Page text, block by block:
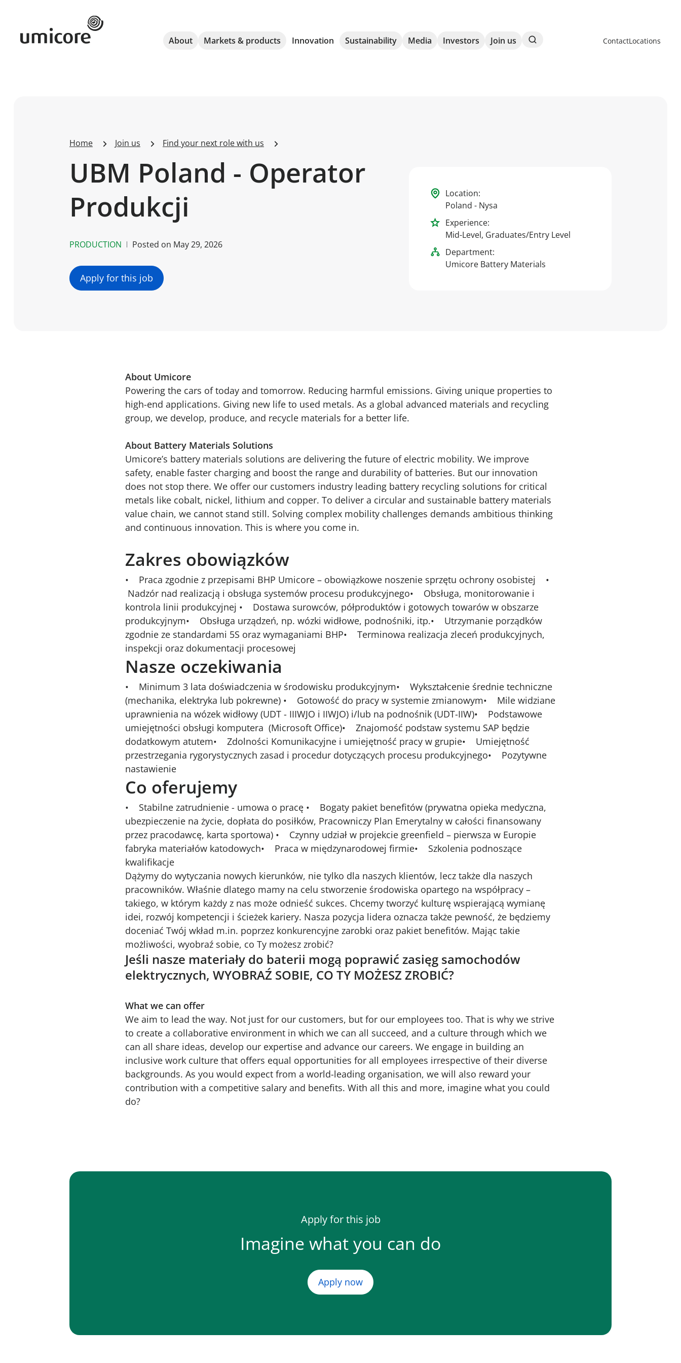
Umicore Homepage
About
Markets & products Innovation Sustainability Media Investors Join us Search ContactLocations
Home Join us Find your next role with us
UBM Poland - Operator
Produkcji
PRODUCTION Posted on May 29, 2026
Apply for this job
Location:
Poland - Nysa
Experience:
Mid-Level, Graduates/Entry Level
Department:
Umicore Battery Materials
About Umicore
Powering the cars of today and tomorrow. Reducing harmful emissions. Giving unique properties to
high-end applications. Giving new life to used metals. As a global advanced materials and recycling
group, we develop, produce, and recycle materials for a better life.
About Battery Materials Solutions
Umicore’s battery materials solutions are delivering the future of electric mobility. We improve
safety, enable faster charging and boost the range and durability of batteries. But our innovation
does not stop there. We offer our customers industry leading battery recycling solutions for critical
metals like cobalt, nickel, lithium and copper. To deliver a circular and sustainable battery materials
value chain, we cannot stand still. Solving complex mobility challenges demands ambitious thinking
and continuous innovation. This is where you come in.
Zakres obowiązków
• Praca zgodnie z przepisami BHP Umicore – obowiązkowe noszenie sprzętu ochrony osobistej •
Nadzór nad realizacją i obsługa systemów procesu produkcyjnego• Obsługa, monitorowanie i
kontrola linii produkcyjnej • Dostawa surowców, półproduktów i gotowych towarów w obszarze
produkcyjnym• Obsługa urządzeń, np. wózki widłowe, podnośniki, itp.• Utrzymanie porządków
zgodnie ze standardami 5S oraz wymaganiami BHP• Terminowa realizacja zleceń produkcyjnych,
inspekcji oraz dokumentacji procesowej
Nasze oczekiwania
• Minimum 3 lata doświadczenia w środowisku produkcyjnym• Wykształcenie średnie techniczne
(mechanika, elektryka lub pokrewne) • Gotowość do pracy w systemie zmianowym• Mile widziane
uprawnienia na wózek widłowy (UDT - IIIWJO i IIWJO) i/lub na podnośnik (UDT-IIW)• Podstawowe
umiejętności obsługi komputera (Microsoft Office)• Znajomość podstaw systemu SAP będzie
dodatkowym atutem• Zdolności Komunikacyjne i umiejętność pracy w grupie• Umiejętność
przestrzegania rygorystycznych zasad i procedur dotyczących procesu produkcyjnego• Pozytywne
nastawienie
Co oferujemy
• Stabilne zatrudnienie - umowa o pracę • Bogaty pakiet benefitów (prywatna opieka medyczna,
ubezpieczenie na życie, dopłata do posiłków, Pracowniczy Plan Emerytalny w całości finansowany
przez pracodawcę, karta sportowa) • Czynny udział w projekcie greenfield – pierwsza w Europie
fabryka materiałów katodowych• Praca w międzynarodowej firmie• Szkolenia podnoszące
kwalifikacje
Dążymy do wytyczania nowych kierunków, nie tylko dla naszych klientów, lecz także dla naszych
pracowników. Właśnie dlatego mamy na celu stworzenie środowiska opartego na współpracy –
takiego, w którym każdy z nas może odnieść sukces. Chcemy tworzyć kulturę wspierającą wymianę
idei, rozwój kompetencji i ścieżek kariery. Nasza pozycja lidera oznacza także pewność, że będziemy
doceniać Twój wkład m.in. poprzez konkurencyjne zarobki oraz pakiet benefitów. Mając takie
możliwości, wyobraź sobie, co Ty możesz zrobić?
Jeśli nasze materiały do baterii mogą poprawić zasięg samochodów
elektrycznych, WYOBRAŹ SOBIE, CO TY MOŻESZ ZROBIĆ?
What we can offer
We aim to lead the way. Not just for our customers, but for our employees too. That is why we strive
to create a collaborative environment in which we can all succeed, and a culture through which we
can all share ideas, develop our expertise and advance our careers. We engage in building an
inclusive work culture that offers equal opportunities for all employees irrespective of their diverse
backgrounds. As you would expect from a world-leading organisation, we will also reward your
contribution with a competitive salary and benefits. With all this and more, imagine what you could
do?
Apply for this job
Imagine what you can do
Apply now